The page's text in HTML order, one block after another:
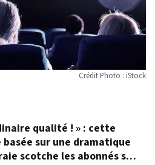
Crédit Photo : iStock
qualité ! » : cette
sur une dramatique
scotche les abonnés sur